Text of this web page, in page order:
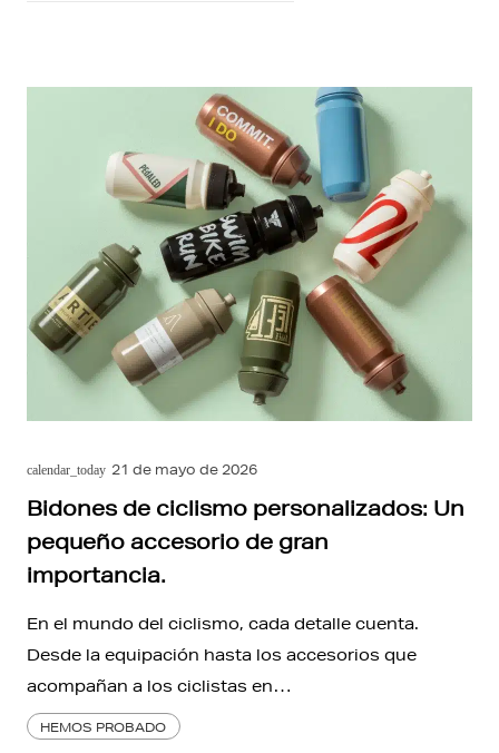
calendar_today 21 de mayo de 2026
Bidones de ciclismo personalizados: Un
pequeño accesorio de gran
importancia.
En el mundo del ciclismo, cada detalle cuenta.
Desde la equipación hasta los accesorios que
acompañan a los ciclistas en…
HEMOS PROBADO